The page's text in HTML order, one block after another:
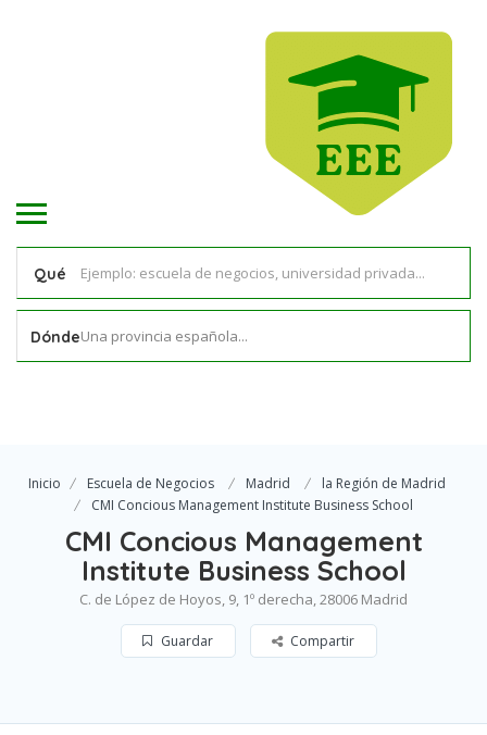
Qué
DóndeUna provincia española...
Inicio Escuela de Negocios Madrid
la Región de Madrid
CMI Concious Management Institute Business School
CMI Concious Management
Institute Business School
C. de López de Hoyos, 9, 1º derecha, 28006 Madrid
Guardar Compartir